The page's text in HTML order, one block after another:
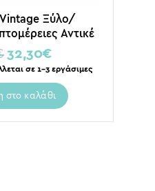
Ξύλο/
Αντικέ
Πατίνα Υ35
32,30€
σε 1-3 εργάσιμες
στο καλάθι